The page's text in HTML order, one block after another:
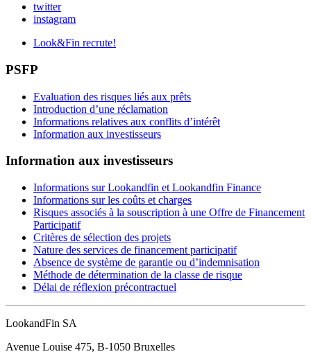
twitter
instagram
Look&Fin recrute!
PSFP
Evaluation des risques liés aux prêts
Introduction d’une réclamation
Informations relatives aux conflits d’intérêt
Information aux investisseurs
Information aux investisseurs
Informations sur Lookandfin et Lookandfin Finance
Informations sur les coûts et charges
Risques associés à la souscription à une Offre de Financement
Participatif
Critères de sélection des projets
Nature des services de financement participatif
Absence de système de garantie ou d’indemnisation
Méthode de détermination de la classe de risque
Délai de réflexion précontractuel
LookandFin SA
Avenue Louise 475, B-1050 Bruxelles